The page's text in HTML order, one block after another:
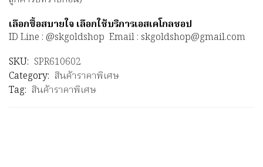
เลือกซื้อสบายใจ เลือกใช้บริการเอสเคโกลชอป
ID Line : @skgoldshop Email : skgoldshop@gmail.com
SKU: SPR610602
Category: สินค้าราคาพิเศษ
Tag: สินค้าราคาพิเศษ